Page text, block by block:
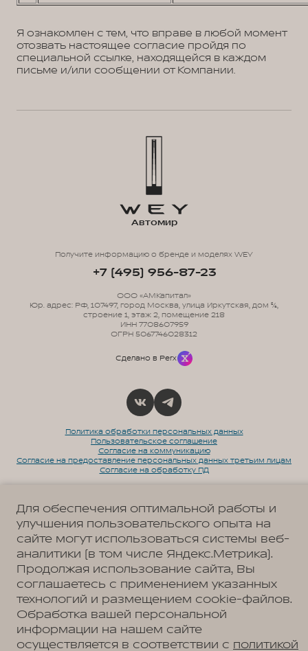
Я ознакомлен с тем, что вправе в любой момент
отозвать настоящее согласие пройдя по
специальной ссылке, находящейся в каждом
письме и/или сообщении от Компании.
Политика обработки персональных данных
Пользовательское соглашение
Согласие на коммуникацию
Согласие на предоставление персональных данных третьим лицам
Согласие на обработку ПД
Автомир
Получите информацию о бренде и моделях WEY
+7 (495) 956-87-23
ООО «АМКапитал»
Юр. адрес: РФ, 107497, город Москва, улица Иркутская, дом 5/6,
строение 1, этаж 2, помещение 218
ИНН 7708607959
ОГРН 5067746028312
Сделано в Perx
Адрес
Москва, Балашиха, микрорайон 1 Мая, д.14
Телефон
+7 (495) 956-87-23
АВТОМОБИЛИ В НАЛИЧИИ
МОДЕЛЬНЫЙ РЯД
Для обеспечения оптимальной работы и
улучшения пользовательского опыта на
сайте могут использоваться системы веб-
аналитики (в том числе Яндекс.Метрика).
Продолжая использование сайта, Вы
соглашаетесь с применением указанных
технологий и размещением cookie-файлов.
Обработка вашей персональной
информации на нашем сайте
осуществляется в соответствии с политикой